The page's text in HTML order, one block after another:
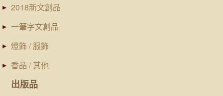
2018新文創品
一筆字文創品
燈飾 / 服飾
香品 / 其他
出版品